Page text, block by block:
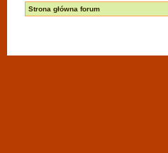
Strona główna forum